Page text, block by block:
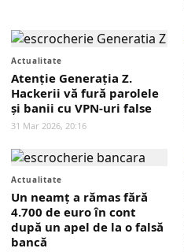
Actualitate
Atenție Generația Z.
Hackerii vă fură parolele
și banii cu VPN-uri false
31 Mar 2026, 20:16
Actualitate
Un neamț a rămas fără
4.700 de euro în cont
după un apel de la o falsă
bancă